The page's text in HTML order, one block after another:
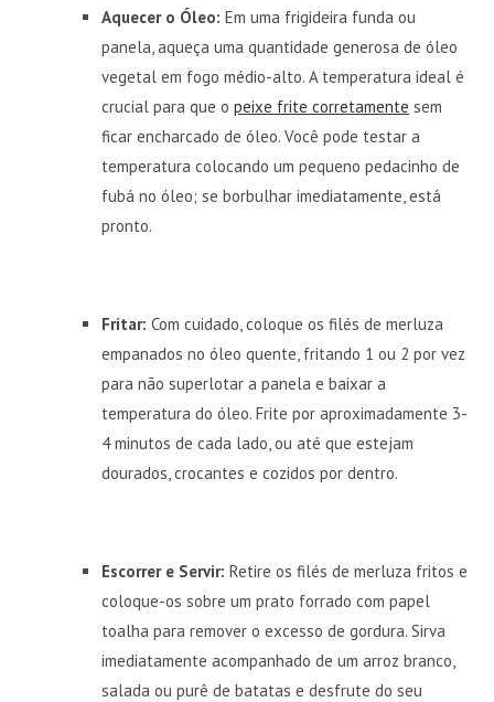
Aquecer o Óleo: Em uma frigideira funda ou
panela, aqueça uma quantidade generosa de óleo
vegetal em fogo médio-alto. A temperatura ideal é
crucial para que opeixe frite corretamente sem
ficar encharcado de óleo. Você pode testar a
temperatura colocando um pequeno pedacinho de
fubá no óleo; se borbulhar imediatamente, está
pronto.
Fritar: Com cuidado, coloque os filés de merluza
empanados no óleo quente, fritando 1 ou 2 por vez
para não superlotar a panela e baixar a
temperatura do óleo. Frite por aproximadamente 3-
4 minutos de cada lado, ou até que estejam
dourados, crocantes e cozidos por dentro.
Escorrer e Servir: Retire os filés de merluza fritos e
coloque-os sobre um prato forrado com papel
toalha para remover o excesso de gordura. Sirva
imediatamente acompanhado de um arroz branco,
salada ou purê de batatas e desfrute do seu